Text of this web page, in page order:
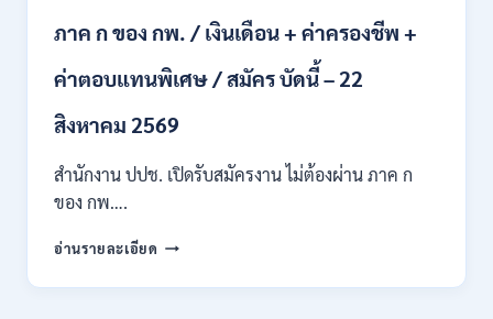
/
ป.ตรี
หลาย
สาขา
ขึ้น
ไป
เงิน
24840
สมัคร
ภาค ก ของ กพ. / เงินเดือน + ค่าครองชีพ +
ค่าตอบแทนพิเศษ / สมัคร บัดนี้ – 22
สิงหาคม 2569
สำนักงาน ปปช. เปิดรับสมัครงาน ไม่ต้องผ่าน ภาค ก
ของ กพ….
อ่านรายละเอียด สำนักงาน
เปิด